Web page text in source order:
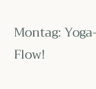
Montag:
Flow!